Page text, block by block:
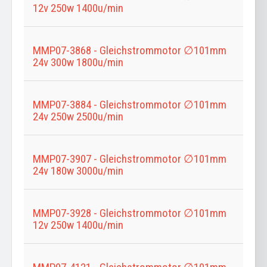
12v 250w 1400u/min
MMP07-3868 - Gleichstrommotor ∅101mm
24v 300w 1800u/min
MMP07-3884 - Gleichstrommotor ∅101mm
24v 250w 2500u/min
MMP07-3907 - Gleichstrommotor ∅101mm
24v 180w 3000u/min
MMP07-3928 - Gleichstrommotor ∅101mm
12v 250w 1400u/min